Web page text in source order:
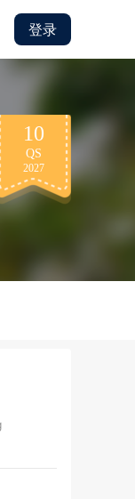
登录
10
QS
2027